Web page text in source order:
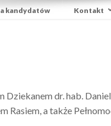
kandydatów Kontakt
Dziekanem dr. hab.
Rasiem, a także